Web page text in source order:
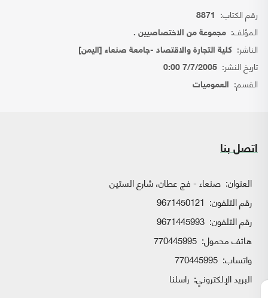
رقم الكتاب: 8871
المؤلف: مجموعة من الاختصاصيين .
الناشر: كلية التجارة والاقتصاد -جامعة صنعاء [اليمن]
تاريخ النشر: 7/7/2005 0:00
القسم: العموميات
اتصل بنا
العنوان: صنعاء - فج عطان، شارع الستين
رقم التلفون: 9671450121
رقم التلفون: 9671445993
هاتف محمول: 770445995
واتساب:
البريد الإلكتروني: راسلنا